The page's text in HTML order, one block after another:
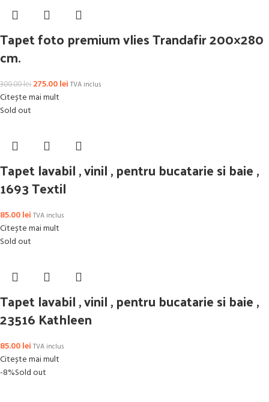
Tapet foto premium vlies Trandafir 200×280
cm.
300.00lei 275.00lei TVA inclus
Citește mai mult
Sold out
Tapet lavabil , vinil , pentru bucatarie si baie ,
1693 Textil
85.00lei TVA inclus
Citește mai mult
Sold out
Tapet lavabil , vinil , pentru bucatarie si baie ,
23516 Kathleen
85.00lei TVA inclus
Citește mai mult
-8%Sold out